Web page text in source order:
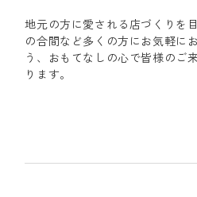
地元の方に愛される店づくりを
の合間など多くの方にお気軽に
う、おもてなしの心で皆様のご
ります。